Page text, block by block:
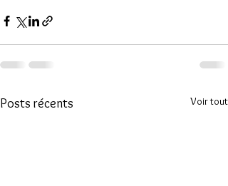
Posts récents Voir tout